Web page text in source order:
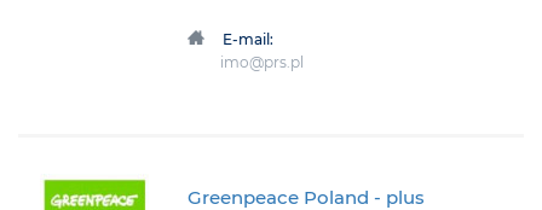
E-mail:
imo@prs.pl
Greenpeace Poland - plus